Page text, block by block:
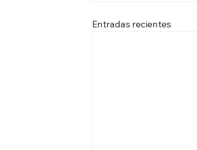
Entradas recientes